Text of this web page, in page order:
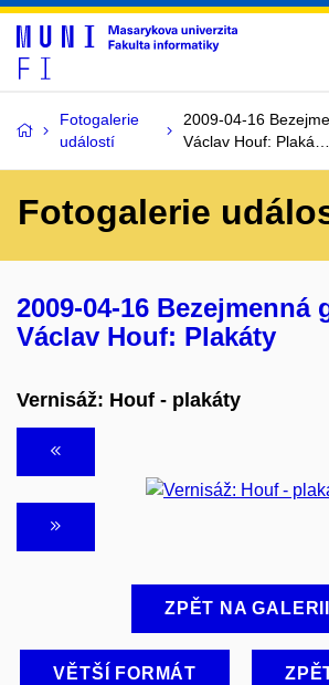
Fotogalerie
událostí
2009-04-16
Václav Houf: Plaká…
Fotogalerie
2009-04-16 Bezejmenná
Václav Houf: Plakáty
Vernisáž: Houf - plakáty
ZPĚT NA GALERII
VĚTŠÍ FORMÁT